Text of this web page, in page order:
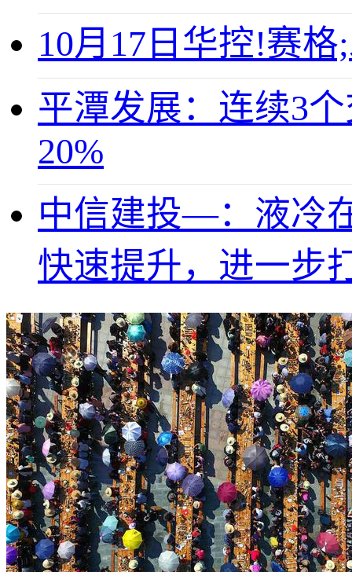
10月17日华控!赛
平潭发展：连续3
20%
中信建投—：液冷
快速提升，进一步